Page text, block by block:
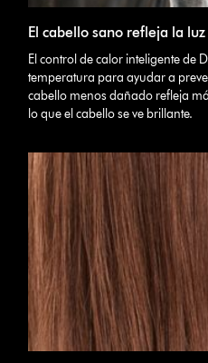
El cabello sano refleja la luz
El control de calor inteligente de
temperatura para ayudar a
cabello menos dañado refleja
lo que el cabello se ve brillante.